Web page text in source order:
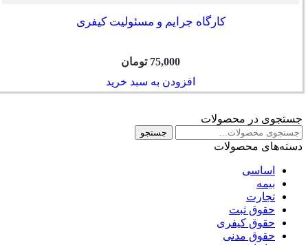
کارگاه جرایم و مسئولیت کیفری
75,000 تومان
افزودن به سبد خرید
جستجوی در محصولات
جستجو
برای:
جستجو
دسته‌های محصولات
اساسی
بیمه
تجارت
حقوق ثبت
حقوق کیفری
حقوق مدنی